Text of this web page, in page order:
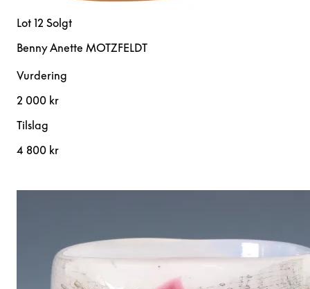
Lot 12 Solgt
Benny Anette MOTZFELDT
Vurdering
2 000 kr
Tilslag
4 800 kr